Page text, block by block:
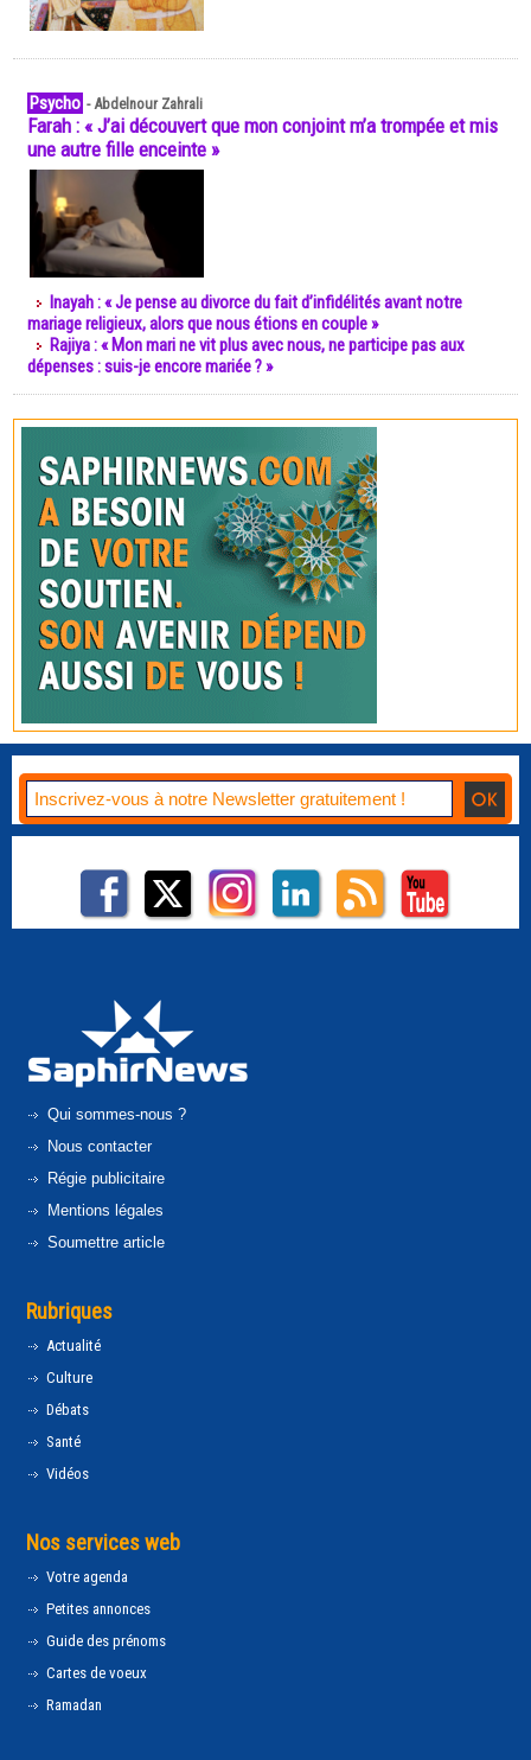
Psycho -Abdelnour Zahrali
Farah : « J’ai découvert que mon conjoint m’a trompée et mis
une autre fille enceinte »
Inayah : « Je pense au divorce du fait d’infidélités avant notre
mariage religieux, alors que nous étions en couple »
Rajiya : « Mon mari ne vit plus avec nous, ne participe pas aux
dépenses : suis-je encore mariée ? »
Qui sommes-nous ?
Nous contacter
Régie publicitaire
Mentions légales
Soumettre article
Rubriques
Actualité
Culture
Débats
Santé
Vidéos
Nos services web
Votre agenda
Petites annonces
Guide des prénoms
Cartes de voeux
Ramadan